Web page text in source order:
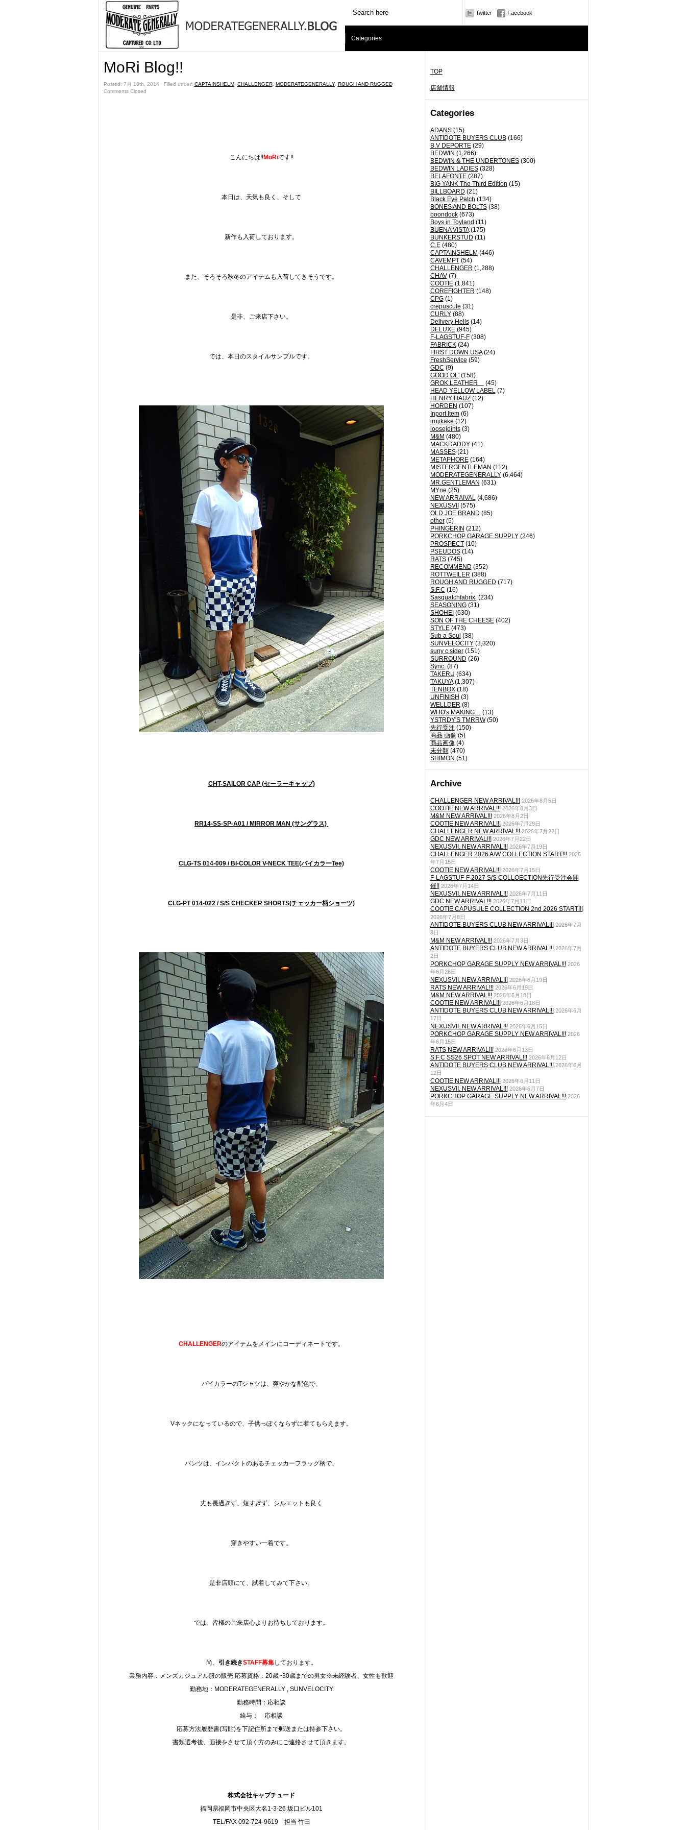
Twitter Facebook
Categories
TOP
店舗情報
Categories
ADANS(15)
ANTIDOTE BUYERS CLUB(166)
B.V DEPORTE(29)
BEDWIN (1,266)
BEDWIN & THE UNDERTONES(300)
BEDWIN LADIES(328)
BELAFONTE(287)
BIG YANK The Third Edition (15)
BILLBOARD (21)
Black Eye Patch (134)
BONES AND BOLTS(38)
boondock(673)
Boys in Toyland (11)
BUENA VISTA(175)
BUNKERSTUD (11)
C.E(480)
CAPTAINSHELM (446)
CAVEMPT(54)
CHALLENGER (1,288)
CHAV(7)
COOTIE(1,841)
COREFIGHTER (148)
CPG(1)
crepuscule (31)
CURLY(88)
Delivery Hells(14)
DELUXE(945)
F-LAGSTUF-F(308)
FABRICK(24)
FIRST DOWN USA(24)
FreshService (59)
GDC (9)
GOOD OL'(158)
GROK LEATHER
(45)
HEAD YELLOW LABEL(7)
HENRY HAUZ(12)
HORDEN (107)
Inport Item(6)
irojikake (12)
loosejoints(3)
M&M (480)
MACKDADDY(41)
MASSES(21)
METAPHORE(164)
MISTERGENTLEMAN (112)
MODERATEGENERALLY(6,464)
MR.GENTLEMAN (631)
MYne (25)
NEW ARRAIVAL(4,686)
NEXUSVII
(575)
OLD JOE BRAND (85)
other(5)
PHINGERIN (212)
PORKCHOP GARAGE SUPPLY(246)
PROSPECT(10)
PSEUDOS(14)
RATS(745)
RECOMMEND (352)
ROTTWEILER (388)
ROUGH AND RUGGED (717)
S.F.C (16)
Sasquatchfabrix.(234)
SEASONING(31)
SHOHEI (630)
SON OF THE CHEESE(402)
STYLE(473)
Sub a Soul (38)
SUNVELOCITY(3,320)
suny c sider(151)
SURROUND (26)
Sync.(87)
TAKERU (634)
TAKUYA(1,307)
TENBOX(18)
UNFINISH (3)
WELLDER (8)
WHO's MAKING… (13)
YSTRDY'S TMRRW(50)
先行受注 (150)
商品 画像(5)
商品画像(4)
未分類(470)
SHIMON (51)
Archive
CHALLENGER NEW ARRIVAL!!! 2026年8月5日
COOTIE NEW ARRIVAL!!! 2026年8月3日
M&M NEW ARRIVAL!!! 2026年8月2日
COOTIE NEW ARRIVAL!!! 2026年7月29日
CHALLENGER NEW ARRIVAL!!! 2026年7月22日
GDC NEW ARRIVAL!!! 2026年7月22日
NEXUSVII. NEW ARRIVAL!!! 2026年7月19日
CHALLENGER 2026 A/W COLLECTION START!!! 2026
年7月15日
COOTIE NEW ARRIVAL!!! 2026年7月15日
F-LAGSTUF-F 2027 S/S COLLOECTION先行受注会開
催!! 2026年7月14日
NEXUSVII. NEW ARRIVAL!!! 2026年7月11日
GDC NEW ARRIVAL!!! 2026年7月11日
COOTIE CAPUSULE COLLECTION 2nd 2026 START!!!
2026年7月8日
ANTIDOTE BUYERS CLUB NEW ARRIVAL!!! 2026年7月
8日
M&M NEW ARRIVAL!!! 2026年7月3日
ANTIDOTE BUYERS CLUB NEW ARRIVAL!!! 2026年7月
2日
PORKCHOP GARAGE SUPPLY NEW ARRIVAL!!! 2026
年6月26日
NEXUSVII. NEW ARRIVAL!!! 2026年6月19日
RATS NEW ARRIVAL!!! 2026年6月19日
M&M NEW ARRIVAL!!! 2026年6月18日
COOTIE NEW ARRIVAL!!! 2026年6月18日
ANTIDOTE BUYERS CLUB NEW ARRIVAL!!! 2026年6月
17日
NEXUSVII. NEW ARRIVAL!!! 2026年6月15日
PORKCHOP GARAGE SUPPLY NEW ARRIVAL!!! 2026
年6月15日
RATS NEW ARRIVAL!!! 2026年6月13日
S.F.C SS26 SPOT NEW ARRIVAL!!! 2026年6月12日
ANTIDOTE BUYERS CLUB NEW ARRIVAL!!! 2026年6月
12日
COOTIE NEW ARRIVAL!!! 2026年6月11日
NEXUSVII. NEW ARRIVAL!!! 2026年6月7日
PORKCHOP GARAGE SUPPLY NEW ARRIVAL!!! 2026
年6月4日
MoRi Blog!!
Posted: 7月 18th, 2014 ˑ Filled under: CAPTAINSHELM, CHALLENGER, MODERATEGENERALLY, ROUGH AND RUGGEDˑ
Comments Closed
こんにちは!!MoRiです!!
本日は、天気も良く、そして
新作も入荷しております。
また、そろそろ秋冬のアイテムも入荷してきそうです。
是非、ご来店下さい。
では、本日のスタイルサンプルです。
CHT-SAILOR CAP (セーラーキャップ)
RR14-SS-SP-A01 / MIRROR MAN (サングラス)
CLG-TS 014-009 / BI-COLOR V-NECK TEE(バイカラーTee)
CLG-PT 014-022 / S/S CHECKER SHORTS(チェッカー柄ショーツ)
CHALLENGERのアイテムをメインにコーディネートです。
バイカラーのTシャツは、爽やかな配色で、
Vネックになっているので、子供っぽくならずに着てもらえます。
パンツは、インパクトのあるチェッカーフラッグ柄で、
丈も長過ぎず、短すぎず、シルエットも良く
穿きやすい一着です。
是非店頭にて、試着してみて下さい。
では、皆様のご来店心よりお待ちしております。
尚、 引き続きSTAFF募集しております。
業務内容：メンズカジュアル服の販売 応募資格：20歳~30歳までの男女※未経験者、女性も歓迎
勤務地：MODERATEGENERALLY , SUNVELOCITY
勤務時間：応相談
給与： 応相談
応募方法履歴書(写貼)を下記住所まで郵送または持参下さい。
書類選考後、面接をさせて頂く方のみにご連絡させて頂きます。
株式会社キャプチュード
福岡県福岡市中央区大名1-3-26 坂口ビル101
TEL/FAX 092-724-9619 担当 竹田